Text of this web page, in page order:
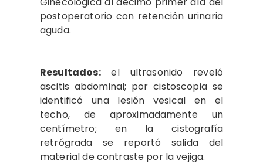
postoperatorio con retención urinaria
aguda.
Resultados:el ultrasonido reveló
ascitis abdominal; por cistoscopia se
identificó una lesión vesical en el
techo, de aproximadamente un
centímetro; en la cistografía
retrógrada se reportó salida del
material de contraste por la vejiga.